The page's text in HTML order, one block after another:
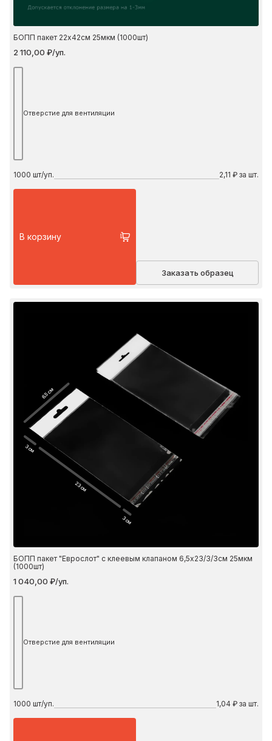
БОПП пакет 22х42см 25мкм (1000шт)
2 110,00 ₽/уп.
Отверстие для вентиляции
1000 шт/уп. 2,11 ₽ за шт.
В корзину
Заказать образец
6.5 см
23 см
3 см
3 см
БОПП пакет "Еврослот" с клеевым клапаном 6,5х23/3/3см 25мкм
(1000шт)
1 040,00 ₽/уп.
Отверстие для вентиляции
1000 шт/уп. 1,04 ₽ за шт.